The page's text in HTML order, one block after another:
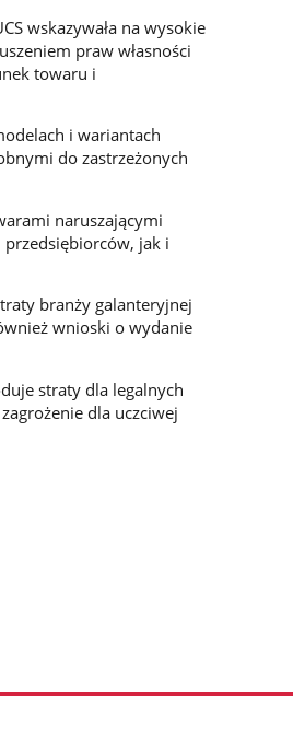
wskazywała na wysokie
praw własności
towaru i
i wariantach
do zastrzeżonych
naruszającymi
przedsiębiorców, jak i
branży galanteryjnej
wnioski o wydanie
straty dla legalnych
dla uczciwej